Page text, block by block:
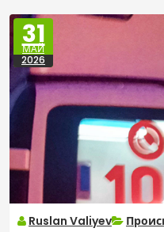
31
МАЙ
2026
Ruslan Valiyev